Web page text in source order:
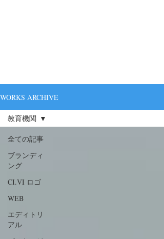
WORKS ARCHIVE
全ての記事
ブランディ
ング
CI.VI ロゴ
WEB
エディトリ
アル
教育機関